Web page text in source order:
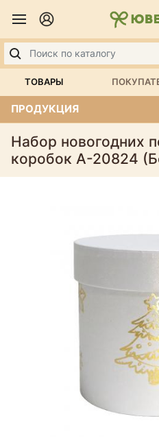
ТОВАРЫ
ПРОДУКЦИЯ
Набор новогодних
коробок А-20824